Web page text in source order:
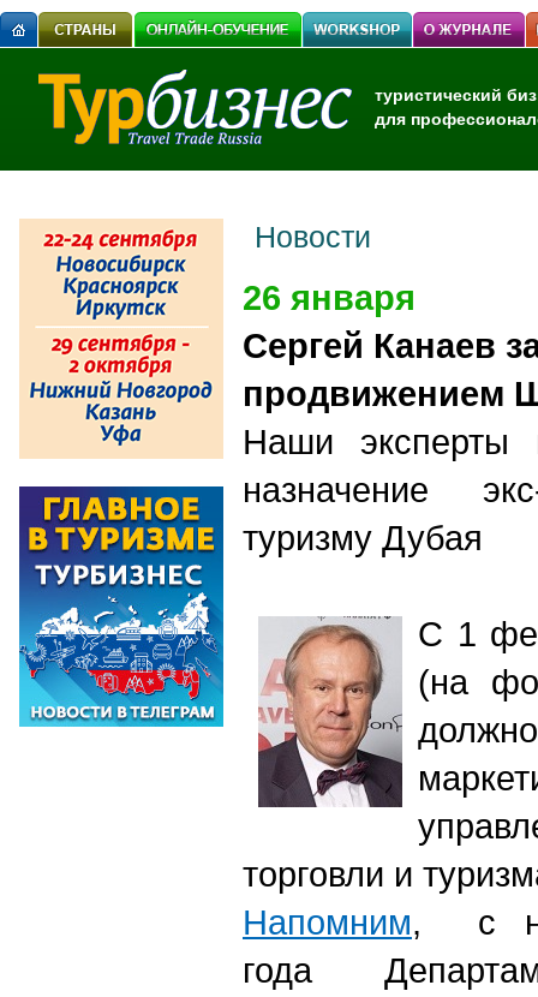
туристический
для
Новости
26 января
Сергей Канаев
продвижением
Наши эксперты
назначение
туризму Дубая
С 1
(на
торговли и
Напомним, с
года